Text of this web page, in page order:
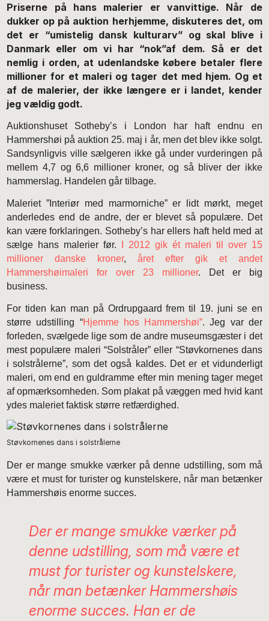
Priserne på hans malerier er vanvittige. Når de
dukker op på auktion herhjemme, diskuteres det, om
det er “umistelig dansk kulturarv” og skal blive i
Danmark eller om vi har “nok”af dem. Så er det
nemlig i orden, at udenlandske købere betaler flere
millioner for et maleri og tager det med hjem. Og et
af de malerier, der ikke længere er i landet, kender
jeg vældig godt.
Auktionshuset Sotheby’s i London har haft endnu en
Hammershøi på auktion 25. maj i år, men det blev ikke solgt.
Sandsynligvis ville sælgeren ikke gå under vurderingen på
mellem 4,7 og 6,6 millioner kroner, og så bliver der ikke
hammerslag. Handelen går tilbage.
Maleriet ”Interiør med marmorniche” er lidt mørkt, meget
anderledes end de andre, der er blevet så populære. Det
kan være forklaringen. Sotheby’s har ellers haft held med at
sælge hans malerier før.
I 2012 gik ét maleri til over 15
millioner danske kroner,året efter gik et andet
Hammershøimaleri for over 23 millioner. Det er big
business.
For tiden kan man på Ordrupgaard frem til 19. juni se en
større udstilling “Hjemme hos Hammershøi”. Jeg var der
forleden, svælgede lige som de andre museumsgæster i det
mest populære maleri “Solstråler” eller “Støvkornenes dans
i solstrålerne”, som det også kaldes. Det er et vidunderligt
maleri, om end en guldramme efter min mening tager meget
af opmærksomheden. Som plakat på væggen med hvid kant
ydes maleriet faktisk større retfærdighed.
Støvkornenes dans i solstrålerne
Der er mange smukke værker på denne udstilling, som må
være et must for turister og kunstelskere, når man betænker
Hammershøis enorme succes.
Der er mange smukke værker på
denne udstilling, som må være et
must for turister og kunstelskere,
når man betænker Hammershøis
enorme succes. Han er de